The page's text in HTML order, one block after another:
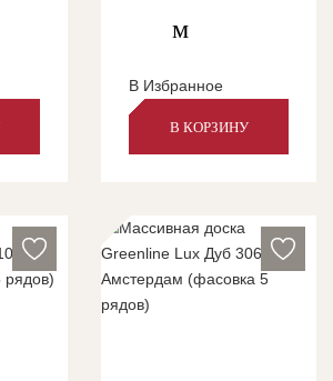
м
В Избранное
В КОРЗИНУ